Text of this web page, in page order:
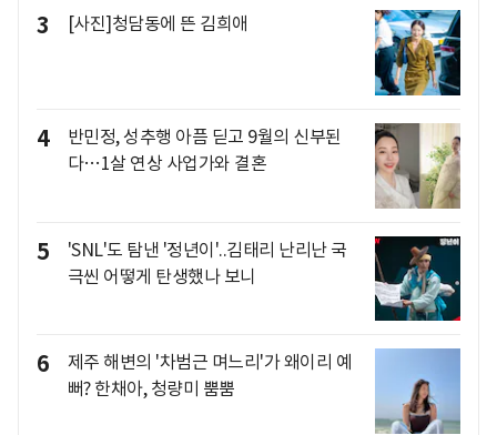
3 [사진]청담동에 뜬 김희애
4
반민정, 성추행 아픔 딛고 9월의 신부된
다…1살 연상 사업가와 결혼
5
'SNL'도 탐낸 '정년이'..김태리 난리난 국
극씬 어떻게 탄생했나 보니
6
제주 해변의 '차범근 며느리'가 왜이리 예
뻐? 한채아, 청량미 뿜뿜